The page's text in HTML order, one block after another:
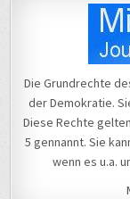
Michael
Die Grundrechte
der Demokratie.
Diese Rechte
5 gennannt. Sie
wenn es u.a.